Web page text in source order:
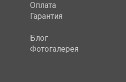
Оплата
Гарантия
Блог
Фотогалерея